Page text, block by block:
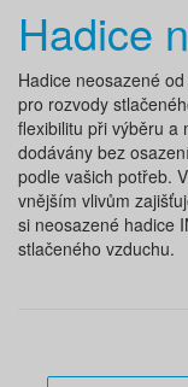
Hadice
Hadice neosazené
pro rozvody
flexibilitu při výběru a
dodávány bez
podle vašich potřeb.
vnějším vlivům
si neosazené hadice
stlačeného vzduchu.